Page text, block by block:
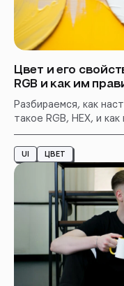
Цвет и его
RGB и как им
Разбираемся, как
такое RGB, HEX, и
странные
цветовой палитры.
UI ЦВЕТ